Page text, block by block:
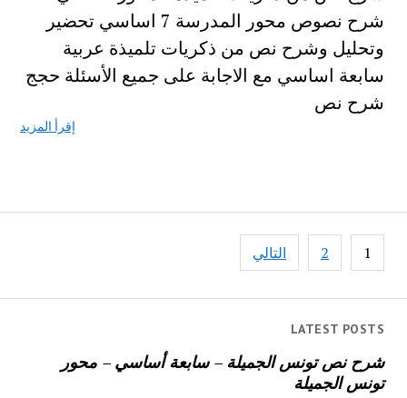
LATEST POSTS
شرح نص تونس الجميلة – سابعة أساسي – محور
تونس الجميلة
شرح نصوص محور المدرسة 7 اساسي تحضير
وتحليل وشرح نص من ذكريات تلميذة عربية
سابعة اساسي مع الاجابة على جميع الأسئلة حجج
شرح نص
إقرأ المزيد
تصفّح
المقالات
1
2 التالي